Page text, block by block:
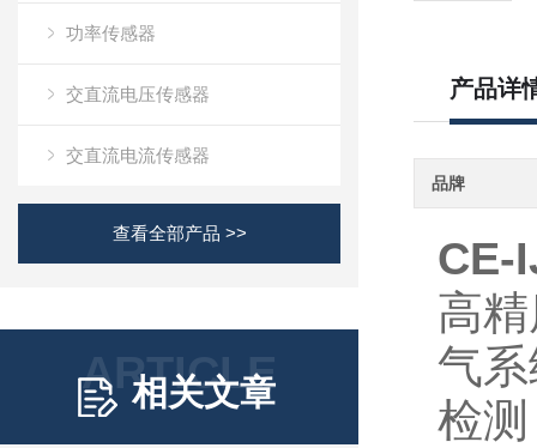
功率传感器
交直流电压传感器
交直流电流传感器
查看全部产品 >>
ARTICLE
相关文章
产品详
品牌
CE-
高
气
检